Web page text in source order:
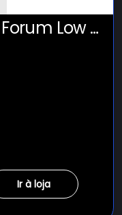
Low Cl
Ir à loja